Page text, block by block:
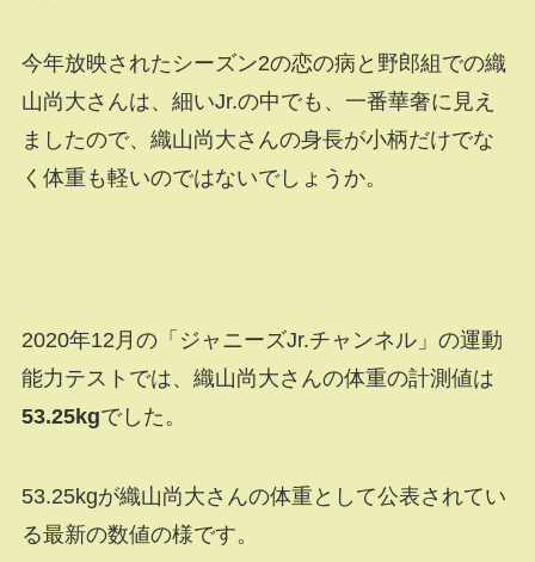
今年放映されたシーズン2の恋の病と野郎組での織
山尚大さんは、細いJr.の中でも、一番華奢に見え
ましたので、織山尚大さんの身長が小柄だけでな
く体重も軽いのではないでしょうか。
2020年12月の「ジャニーズJr.チャンネル」の運動
能力テストでは、織山尚大さんの体重の計測値は
53.25kgでした。
53.25kgが織山尚大さんの体重として公表されてい
る最新の数値の様です。